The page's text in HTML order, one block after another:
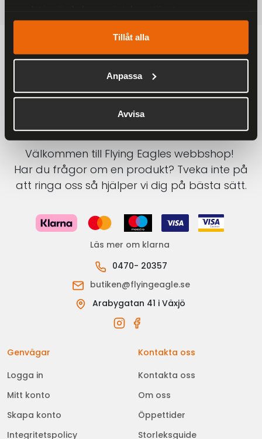
Tillåt alla
Anpassa
Avvisa
Välkommen till Flying Eagles webbshop!
Har du frågor om en produkt? Tveka inte på
att ringa oss så hjälper vi dig på bästa sätt.
Läs mer om klarna
0470- 20357
butiken@flyingeagle.se
Arabygatan 41 i Växjö
Genvägar
Logga in
Mitt konto
Skapa konto
Integritetspolicy
Kontakta oss
Kontakta oss
Om oss
Öppettider
Storleksguide